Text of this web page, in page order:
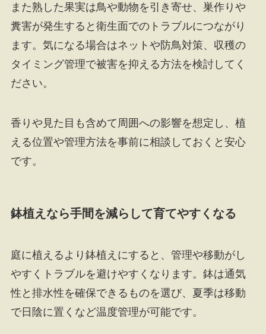
また熟した果実は鳥や動物を引き寄せ、巣作りや
糞害が発生すると衛生面でのトラブルにつながり
ます。気になる場合はネットや防鳥対策、収穫の
タイミング管理で被害を抑える方法を検討してく
ださい。
香りや見た目も含めて周囲への影響を想定し、植
える位置や管理方法を事前に相談しておくと安心
です。
鉢植えなら手間を減らして育てやすくなる
庭に植えるより鉢植えにすると、管理や移動がし
やすくトラブルを避けやすくなります。鉢は通気
性と排水性を確保できるものを選び、夏季は移動
で日陰に置くなど温度管理が可能です。